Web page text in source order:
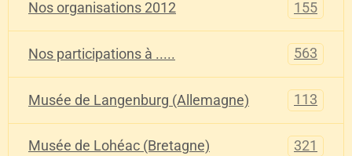
Nos organisations 2012 155
Nos participations à ..... 563
Musée de Langenburg (Allemagne) 113
Musée de Lohéac (Bretagne) 321